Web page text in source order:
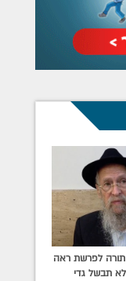
תורה לפרשת ראה
תבשל גדי